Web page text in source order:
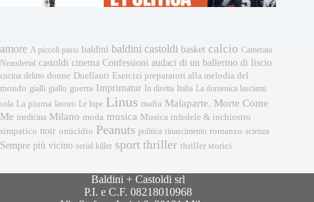
amore A piccoli passi baldini baldini castoldi basket calcio Camerata
Neandertal castoldi cinema Confessioni audaci di un ballerino di liscio
cucina delitto donne Duellanti Esercizi preparatori alla melodia del
mondo gialli giallo guerra Imprimatur In diretta Italia La domenica lasciami
sola La piuma lavoro Le lupe Linus mafia Malaparte. Morte Come
Me medicina Milano moda musica Musica infedele & inchiostro
simpatico noir omicidio Peanuts politica rinascimento romanzo scienza
Sempre più vicino serial killer sport thriller thriller storici
Baldini + Castoldi srl
P.I. e C.F. 08218010968